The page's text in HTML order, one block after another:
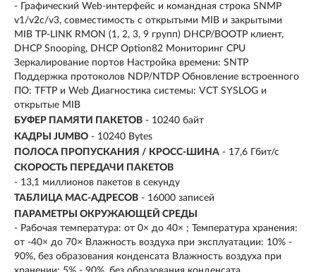
- Графический Web-интерфейс и командная строка SNMP
v1/v2c/v3, совместимость с открытыми MIB и закрытыми
MIB TP-LINK RMON (1, 2, 3, 9 групп) DHCP/BOOTP клиент,
DHCP Snooping, DHCP Option82 Мониторинг CPU
Зеркалирование портов Настройка времени: SNTP
Поддержка протоколов NDP/NTDP Обновление встроенного
ПО: TFTP и Web Диагностика системы: VCT SYSLOG и
открытые MIB
БУФЕР ПАМЯТИ ПАКЕТОВ - 10240 байт
КАДРЫ JUMBO - 10240 Bytes
ПОЛОСА ПРОПУСКАНИЯ / КРОСС-ШИНА - 17,6 Гбит/с
СКОРОСТЬ ПЕРЕДАЧИ ПАКЕТОВ
- 13,1 миллионов пакетов в секунду
ТАБЛИЦА МАС-АДРЕСОВ - 16000 записей
ПАРАМЕТРЫ ОКРУЖАЮЩЕЙ СРЕДЫ
- Рабочая температура: от 0× до 40× ; Температура хранения:
от -40× до 70× Влажность воздуха при эксплуатации: 10% -
90%, без образования конденсата Влажность воздуха при